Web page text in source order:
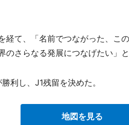
て、「名前でつながった、こ
さらなる発展につなげたい」と
利し、J1残留を決めた。
地図を見る